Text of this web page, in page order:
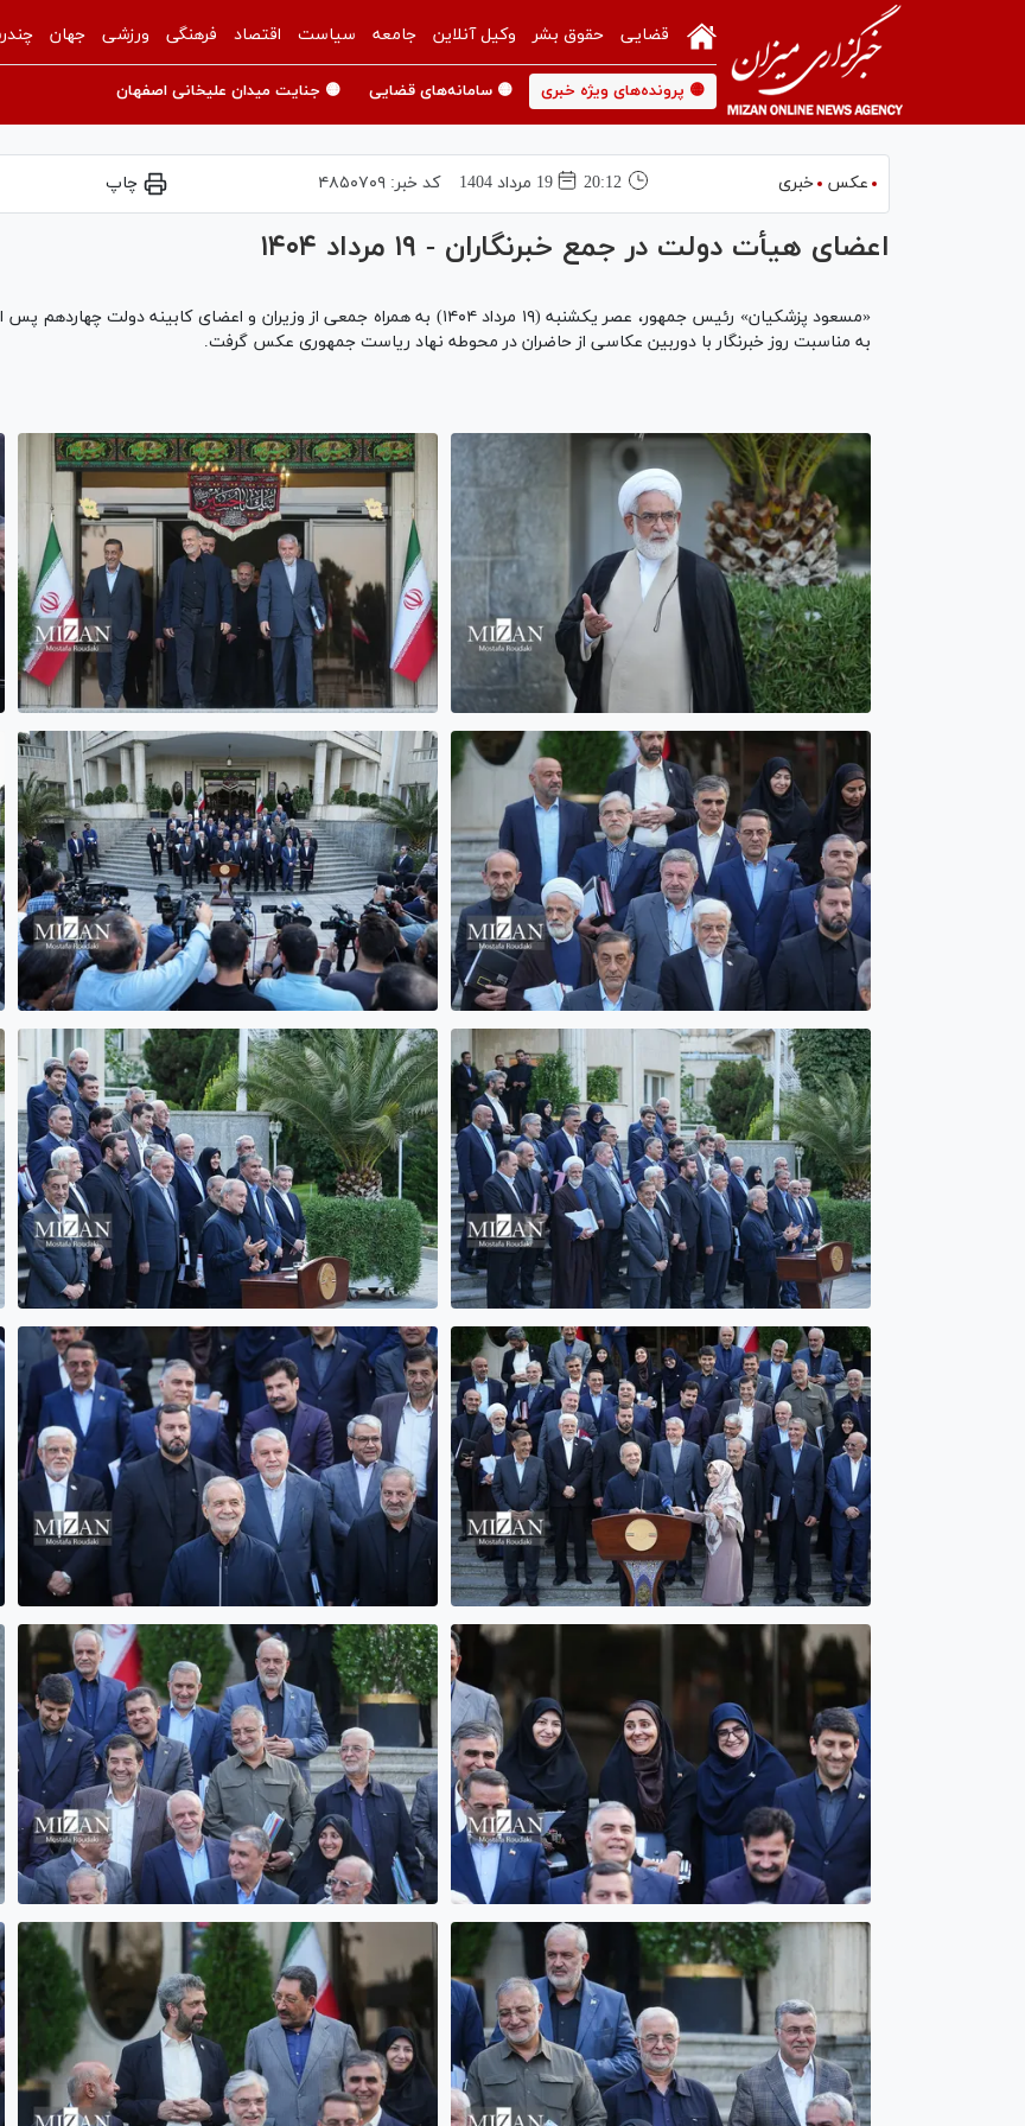
قضایی حقوق بشر وکیل آنلاین جامعه سیاست اقتصاد فرهنگی ورزشی جهان
🟡 پرونده‌های ویژه خبری 🟡 سامانه‌های قضایی 🟡 جنایت میدان علیخانی اصفهان
عکس خبری 20:12 19 مرداد 1404 کد خبر: ۴۸۵۰۷۰۹ چاپ
اعضای هیأت دولت در جمع خبرنگاران - ۱۹ مرداد ۱۴۰۴
«مسعود پزشکیان» رئیس جمهور، عصر یکشنبه (۱۹ مرداد ۱۴۰۴) به همراه جمعی از وزیران و
به مناسبت روز خبرنگار با دوربین عکاسی از حاضران در محوطه نهاد ریاست جمهوری عکس گرفت.